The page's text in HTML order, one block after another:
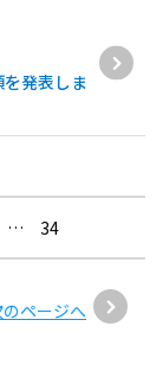
発表しま
…
ページへ
34